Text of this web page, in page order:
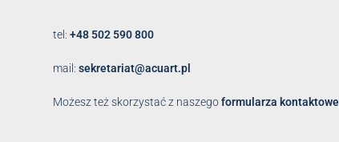
tel: +48 502 590 800
mail: sekretariat@acuart.pl
Możesz też skorzystać z naszegoformularza